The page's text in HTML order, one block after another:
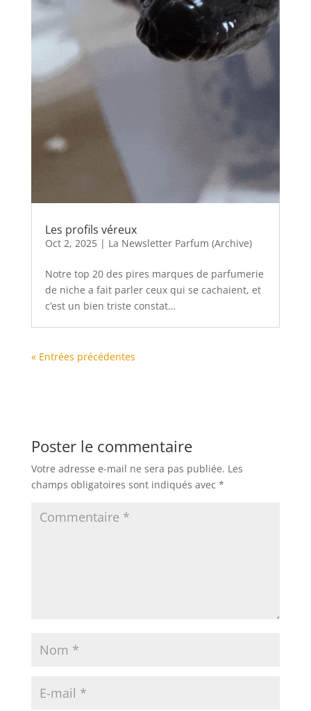
Les profils véreux
Oct 2, 2025| La Newsletter Parfum (Archive)
Notre top 20 des pires marques de parfumerie
de niche a fait parler ceux qui se cachaient, et
c’est un bien triste constat…
« Entrées précédentes
Poster le commentaire
Votre adresse e-mail ne sera pas publiée. Les
champs obligatoires sont indiqués avec *